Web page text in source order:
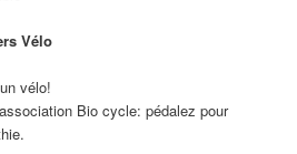
Vélo
vélo!
Bio cycle: pédalez pour